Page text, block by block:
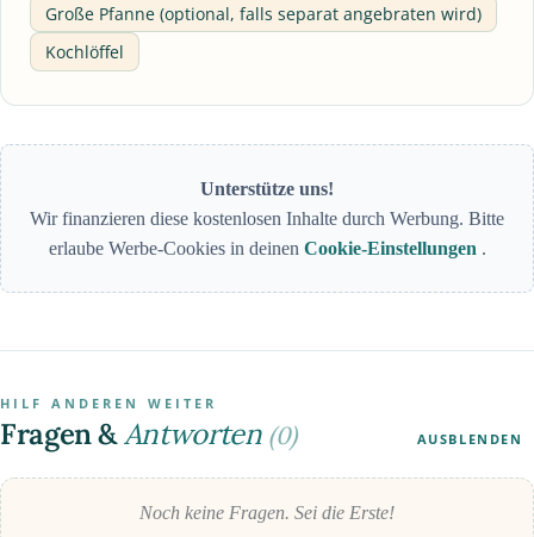
Große Pfanne (optional, falls separat angebraten wird)
Kochlöffel
Unterstütze uns!
Wir finanzieren diese kostenlosen Inhalte durch Werbung. Bitte
erlaube Werbe-Cookies in deinen Cookie-Einstellungen .
HILF ANDEREN WEITER
Fragen &Antworten (0) AUSBLENDEN
Noch keine Fragen. Sei die Erste!